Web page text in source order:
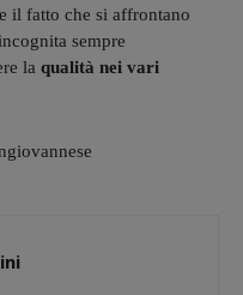
il fatto che si affrontano
sempre
la qualità nei vari